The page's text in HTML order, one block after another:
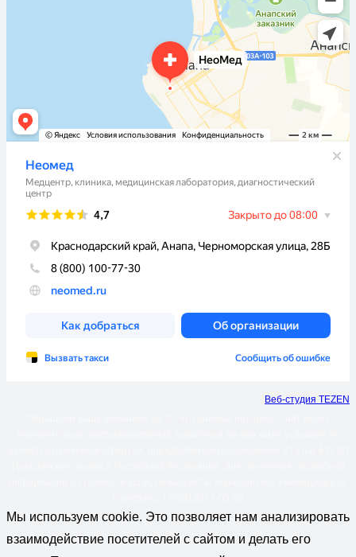
Веб-студия TEZEN
Мы используем cookie. Это позволяет нам анализировать
взаимодействие посетителей с сайтом и делать его